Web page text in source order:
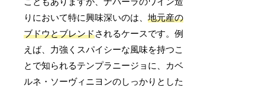
りにおいて特に興味深いのは、地元産の
ブドウとブレンドされるケースです。例
えば、力強くスパイシーな風味を持つこ
とで知られるテンプラニージョに、カベ
ルネ・ソーヴィニヨンのしっかりとした